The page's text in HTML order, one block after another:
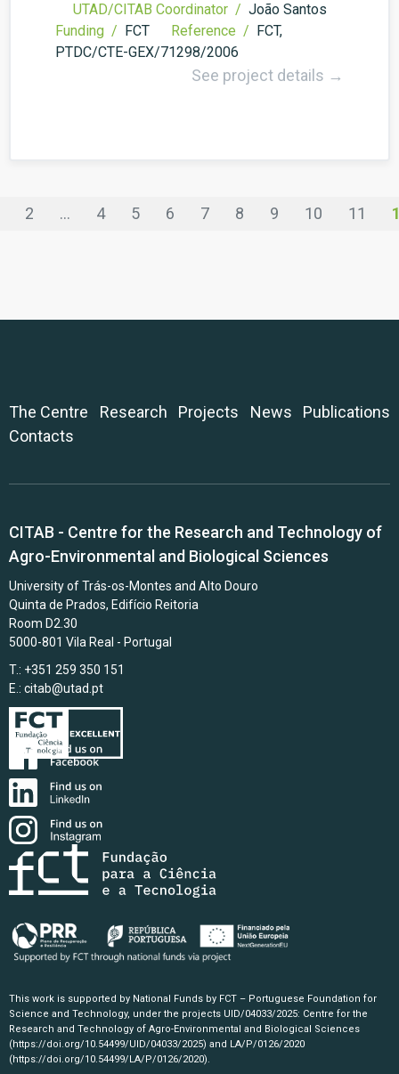
UTAD/CITAB Coordinator / João Santos
Funding / FCT Reference / FCT,
PTDC/CTE-GEX/71298/2006
See project details →
2 ... 4 5 6 7 8 9 10 11
The Centre Research Projects News
Publications
Contacts
CITAB - Centre for the Research and Technology of
Agro-Environmental and Biological Sciences
University of Trás-os-Montes and Alto Douro
Quinta de Prados, Edifício Reitoria
Room D2.30
5000-801 Vila Real - Portugal
T.: +351 259 350 151
E.: citab@utad.pt
This work is supported by National Funds by FCT – Portuguese Foundation for
Science and Technology, under the projects UID/04033/2025: Centre for the
Research and Technology of Agro-Environmental and Biological Sciences
(https://doi.org/10.54499/UID/04033/2025) and LA/P/0126/2020
(https://doi.org/10.54499/LA/P/0126/2020).